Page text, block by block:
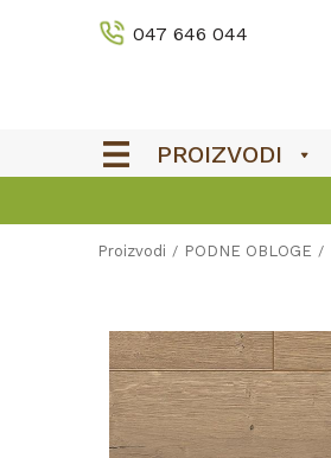
047 646 044
PROIZVODI
Proizvodi PODNE OBLOGE